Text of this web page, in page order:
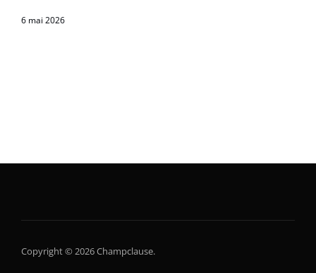
6 mai 2026
Copyright © 2026 Champclause.